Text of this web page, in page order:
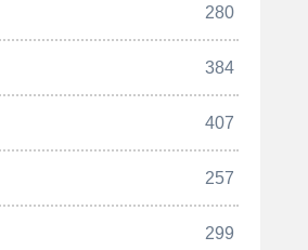
280
384
407
257
299